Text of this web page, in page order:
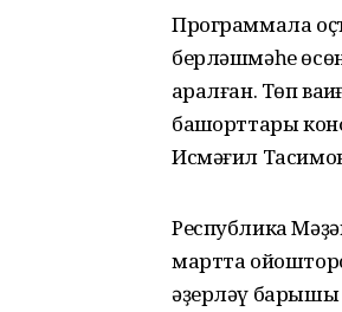
Программала
берләшмәһе
ҡаралған. Төп
башҡорттары
Исмәғил
Республика
мартта
әҙерләү барышы